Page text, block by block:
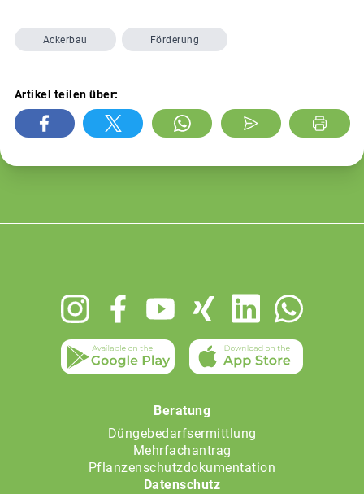
Ackerbau Förderung
Artikel teilen über:
Beratung
Düngebedarfsermittlung
Mehrfachantrag
Pflanzenschutzdokumentation
Datenschutz